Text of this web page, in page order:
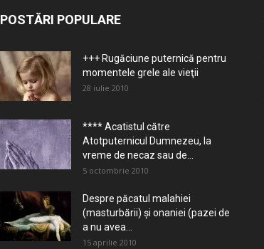
POSTĂRI POPULARE
+++ Rugăciune puternică pentru
momentele grele ale vieţii
28 iulie 2010
**** Acatistul către
Atotputernicul Dumnezeu, la
vreme de necaz sau de...
5 octombrie 2010
Despre păcatul malahiei
(masturbării) şi onaniei (pazei de
a nu avea...
15 aprilie 2010